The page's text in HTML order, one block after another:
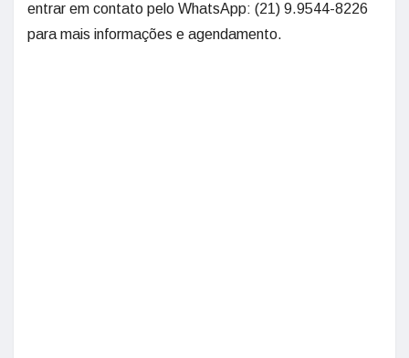
entrar em contato pelo WhatsApp: (21) 9.9544-8226
para mais informações e agendamento.